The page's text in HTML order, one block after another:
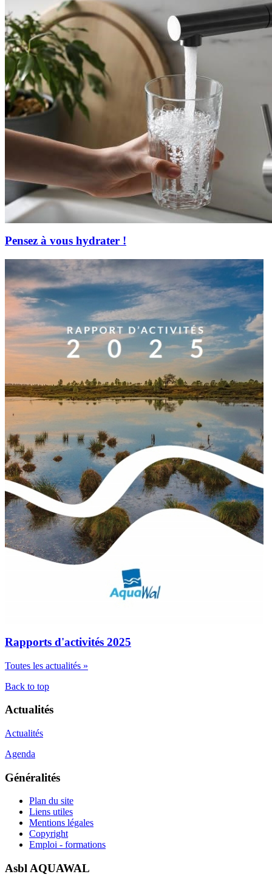
Pensez à vous hydrater !
Rapports d'activités 2025
Toutes les actualités »
Back to top
Actualités
Actualités
Agenda
Généralités
Plan du site
Liens utiles
Mentions légales
Copyright
Emploi - formations
Asbl AQUAWAL